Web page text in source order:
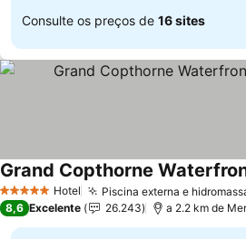
Consulte os preços de 16 sites
5 Estrelas Hotel Piscina externa e
Grand Copthorne
8,6 Excelente 26.243 a 2.2 km de